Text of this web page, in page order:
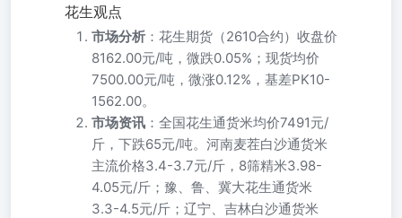
花生观点
市场分析 ：花生期货（2610合约）收盘价
8162.00元/吨，微跌0.05%；现货均价
7500.00元/吨，微涨0.12%，基差PK10-
1562.00。
市场资讯 ：全国花生通货米均价7491元/
斤，下跌65元/吨。河南麦茬白沙通货米
主流价格3.4-3.7元/斤，8筛精米3.98-
4.05元/斤；豫、鲁、冀大花生通货米
3.3-4.5元/斤；辽宁、吉林白沙通货米